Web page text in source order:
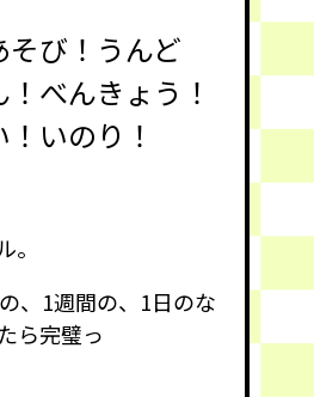
そび！うんど
べんきょう！
いのり！
。
、1週間の、1日のな
ら完璧っ